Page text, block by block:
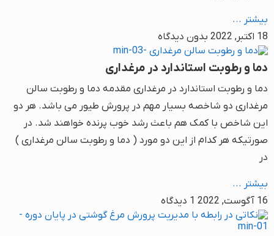
بیشتر ...
18 اکتبر, 2022
بدون دیدگاه
دما و رطوبت استاندارد در مرغداری
دما و رطوبت استاندارد در مرغداری مقدمه دما و رطوبت سالن
مرغداری دو شاخصه بسیار مهم در پرورش طیور می باشد. هر دو
این شاخص با کمک هم باعث رشد خوب پرنده خواهند شد. در
صورتیکه هر کدام از این دو مورد ( دما و رطوبت سالن مرغداری )
در
بیشتر ...
16 آگوست, 2022
1 دیدگاه